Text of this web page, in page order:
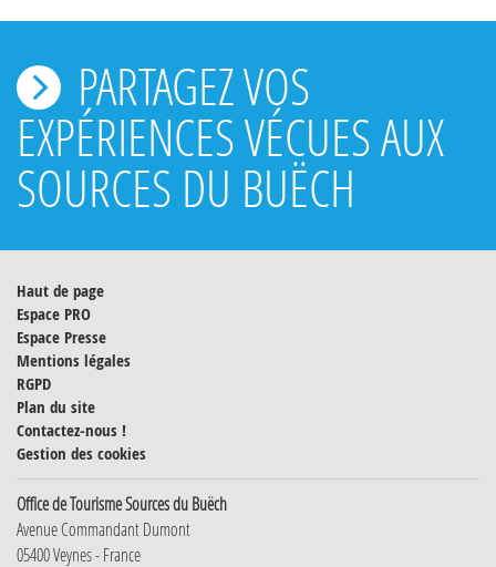
PARTAGEZ VOS
EXPÉRIENCES VÉCUES AUX
SOURCES DU BUËCH
Haut de page
Espace PRO
Espace Presse
Mentions légales
RGPD
Plan du site
Contactez-nous !
Gestion des cookies
Office de Tourisme Sources du Buëch
Avenue Commandant Dumont
05400 Veynes - France